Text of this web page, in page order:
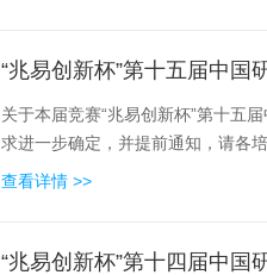
“兆易创新杯”第十五届中国
关于本届竞赛“兆易创新杯”第十五
求进一步确定，并提前通知，请各
查看详情 >>
“兆易创新杯”第十四届中国